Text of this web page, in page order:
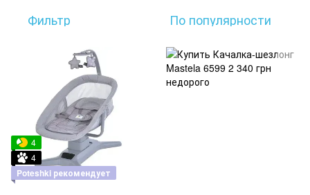
Фильтр По популярности
4
4
Poteshki рекомендует